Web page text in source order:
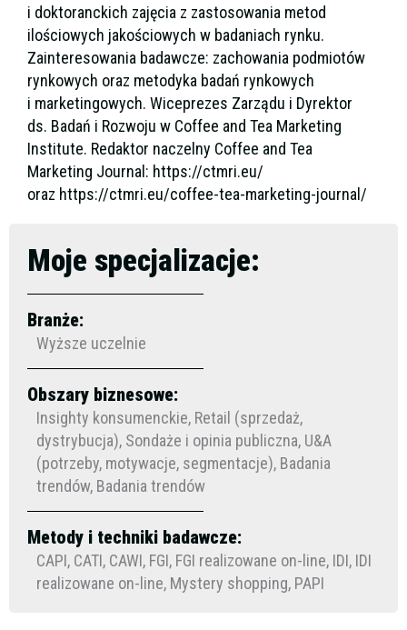
i doktoranckich zajęcia z zastosowania metod
ilościowych jakościowych w badaniach rynku.
Zainteresowania badawcze: zachowania podmiotów
rynkowych oraz metodyka badań rynkowych
i marketingowych. Wiceprezes Zarządu i Dyrektor
ds. Badań i Rozwoju w Coffee and Tea Marketing
Institute. Redaktor naczelny Coffee and Tea
Marketing Journal: https://ctmri.eu/
oraz https://ctmri.eu/coffee-tea-marketing-journal/
Moje specjalizacje:
Branże:
Wyższe uczelnie
Obszary biznesowe:
Insighty konsumenckie, Retail (sprzedaż,
dystrybucja), Sondaże i opinia publiczna, U&A
(potrzeby, motywacje, segmentacje), Badania
trendów, Badania trendów
Metody i techniki badawcze:
CAPI, CATI, CAWI, FGI, FGI realizowane on-line, IDI, IDI
realizowane on-line, Mystery shopping, PAPI